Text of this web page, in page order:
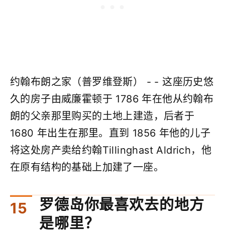
约翰布朗之家（普罗维登斯） - - 这座历史悠
久的房子由威廉霍顿于 1786 年在他从约翰布
朗的父亲那里购买的土地上建造，后者于
1680 年出生在那里。直到 1856 年他的儿子
将这处房产卖给约翰Tillinghast Aldrich，他
在原有结构的基础上加建了一座。
罗德岛你最喜欢去的地方
是哪里？